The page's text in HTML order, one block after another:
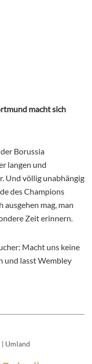
macht sich
Borussia
langen und
Und völlig unabhängig
des Champions
ausgehen mag, man
Zeit erinnern.
Macht uns keine
und lasst Wembley
| Umland